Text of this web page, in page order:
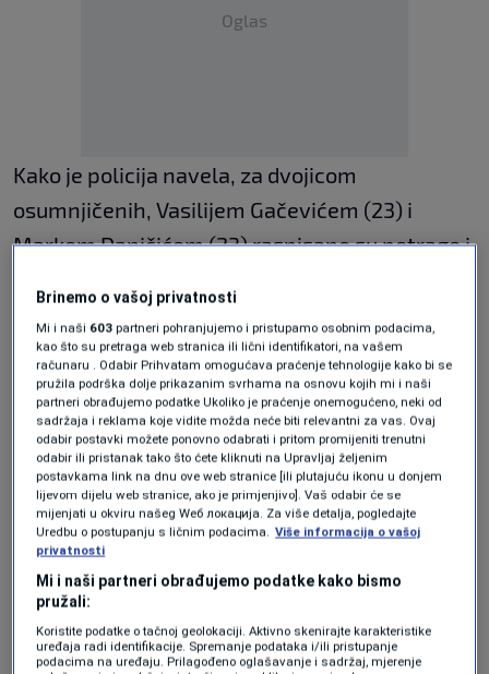
Oglas
Kako je policija navela, za dvojicom
osumnjičenih, Vasilijem Gačevićem (23) i
Markom Daničićem (23) raspisane su potrage i
informacije o kretanju i boravištu
osumnjičenih, jave Policijskoj upravi za grad
Beograd, na brojeve telefona: 011/279 74 77,
066/889 42 07, 066/878 23 05, kao i na 192 ili
najbližoj policijskoj stanici.
Brinemo o vašoj privatnosti
Mi i naši 603 partneri pohranjujemo i pristupamo osobnim podacima,
kao što su pretraga web stranica ili lični identifikatori, na vašem
računaru . Odabir Prihvatam omogućava praćenje tehnologije kako bi se
pružila podrška dolje prikazanim svrhama na osnovu kojih mi i naši
partneri obrađujemo podatke Ukoliko je praćenje onemogućeno, neki od
sadržaja i reklama koje vidite možda neće biti relevantni za vas. Ovaj
odabir postavki možete ponovno odabrati i pritom promijeniti trenutni
odabir ili pristanak tako što ćete kliknuti na Upravljaj željenim
postavkama link na dnu ove web stranice [ili plutajuću ikonu u donjem
lijevom dijelu web stranice, ako je primjenjivo]. Vaš odabir će se
mijenjati u okviru našeg Wеб локација. Za više detalja, pogledajte
Uredbu o postupanju s ličnim podacima. Više informacija o vašoj
privatnosti
Mi i naši partneri obrađujemo podatke kako bismo
pružali:
Koristite podatke o tačnoj geolokaciji. Aktivno skenirajte karakteristike
uređaja radi identifikacije. Spremanje podataka i/ili pristupanje
podacima na uređaju. Prilagođeno oglašavanje i sadržaj, mjerenje